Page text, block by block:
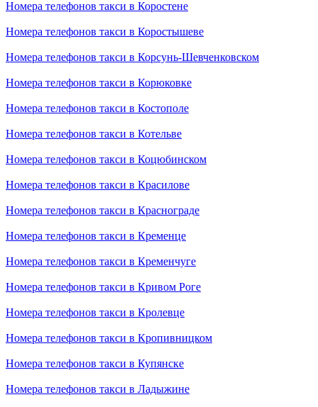
Номера телефонов такси в Коростене
Номера телефонов такси в Коростышеве
Номера телефонов такси в Корсунь-Шевченковском
Номера телефонов такси в Корюковке
Номера телефонов такси в Костополе
Номера телефонов такси в Котельве
Номера телефонов такси в Коцюбинском
Номера телефонов такси в Красилове
Номера телефонов такси в Краснограде
Номера телефонов такси в Кременце
Номера телефонов такси в Кременчуге
Номера телефонов такси в Кривом Роге
Номера телефонов такси в Кролевце
Номера телефонов такси в Кропивницком
Номера телефонов такси в Купянске
Номера телефонов такси в Ладыжине